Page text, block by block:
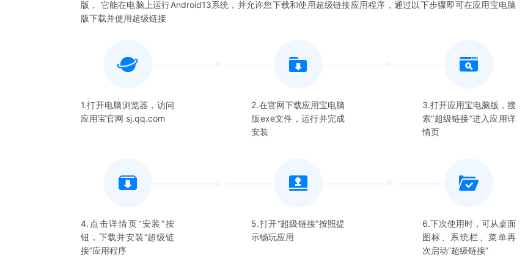
版， 它能在电脑上运行Android13系统，并允许您下载和使用超级链接应用程序，通过以下步骤即可在应用宝电脑
版下载并使用超级链接
1.打开电脑浏览器，访问
应用宝官网 sj.qq.com
2.在官网下载应用宝电脑
版exe文件，运行并完成
安装
3.打开应用宝电脑版，搜
索“超级链接”进入应用详
情页
4.点击详情页“安装”按
钮，下载并安装“超级链
接”应用程序
5.打开“超级链接”按照提
示畅玩应用
6.下次使用时，可从桌面
图标、系统栏、菜单再
次启动“超级链接”